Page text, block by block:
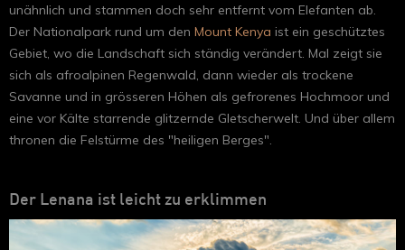
unähnlich und stammen doch sehr entfernt vom Elefanten ab.
Der Nationalpark rund um den Mount Kenya ist ein geschütztes
Gebiet, wo die Landschaft sich ständig verändert. Mal zeigt sie
sich als afroalpinen Regenwald, dann wieder als trockene
Savanne und in grösseren Höhen als gefrorenes Hochmoor und
eine vor Kälte starrende glitzernde Gletscherwelt. Und über allem
thronen die Felstürme des "heiligen Berges".
Der Lenana ist leicht zu erklimmen